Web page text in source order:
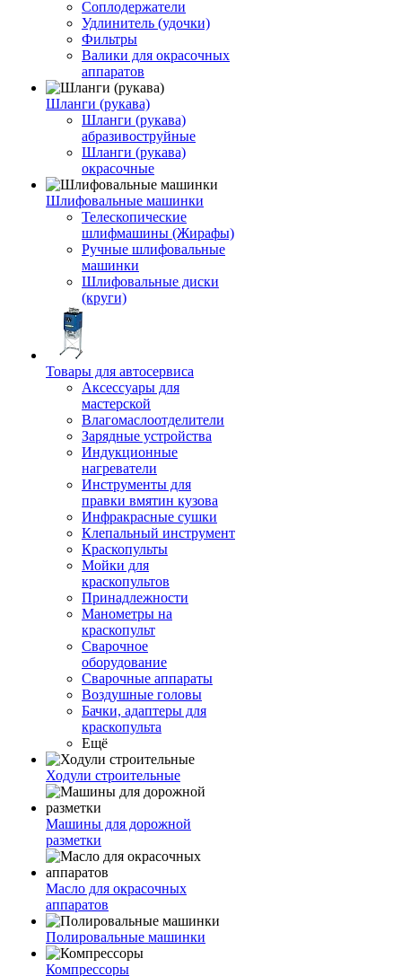
Соплодержатели
Удлинитель (удочки)
Фильтры
Валики для окрасочных
аппаратов
Шланги (рукава)
Шланги (рукава)
абразивоструйные
Шланги (рукава)
окрасочные
Шлифовальные машинки
Телескопические
шлифмашины (Жирафы)
Ручные шлифовальные
машинки
Шлифовальные диски
(круги)
Товары для автосервиса
Аксессуары для
мастерской
Влагомаслоотделители
Зарядные устройства
Индукционные
нагреватели
Инструменты для
правки вмятин кузова
Инфракрасные сушки
Клепальный инструмент
Краскопульты
Мойки для
краскопультов
Принадлежности
Манометры на
краскопульт
Сварочное
оборудование
Сварочные аппараты
Воздушные головы
Бачки, адаптеры для
краскопульта
Ещё
Ходули строительные
Машины для дорожной
разметки
Масло для окрасочных
аппаратов
Полировальные машинки
Компрессоры